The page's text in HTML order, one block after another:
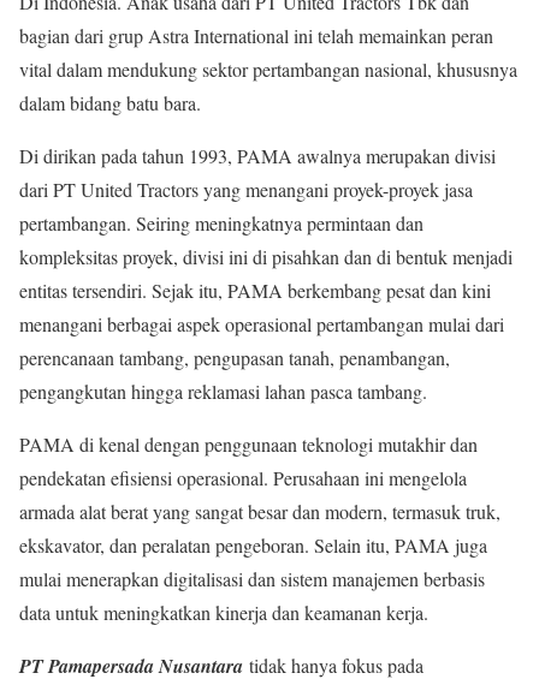
bagian dari grup Astra International ini telah memainkan peran
vital dalam mendukung sektor pertambangan nasional, khususnya
dalam bidang batu bara.
Di dirikan pada tahun 1993, PAMA awalnya merupakan divisi
dari PT United Tractors yang menangani proyek-proyek jasa
pertambangan. Seiring meningkatnya permintaan dan
kompleksitas proyek, divisi ini di pisahkan dan di bentuk menjadi
entitas tersendiri. Sejak itu, PAMA berkembang pesat dan kini
menangani berbagai aspek operasional pertambangan mulai dari
perencanaan tambang, pengupasan tanah, penambangan,
pengangkutan hingga reklamasi lahan pasca tambang.
PAMA di kenal dengan penggunaan teknologi mutakhir dan
pendekatan efisiensi operasional. Perusahaan ini mengelola
armada alat berat yang sangat besar dan modern, termasuk truk,
ekskavator, dan peralatan pengeboran. Selain itu, PAMA juga
mulai menerapkan digitalisasi dan sistem manajemen berbasis
data untuk meningkatkan kinerja dan keamanan kerja.
PT Pamapersada Nusantara tidak hanya fokus pada